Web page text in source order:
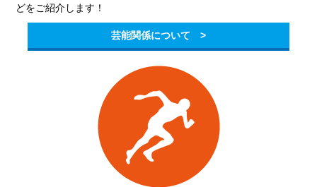
どをご紹介します！
芸能関係について >